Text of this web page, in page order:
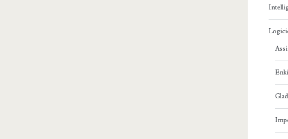
Enki